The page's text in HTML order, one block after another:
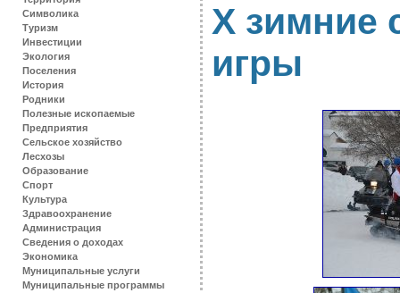
Символика
Туризм
Инвестиции
Экология
Поселения
История
Родники
Полезные ископаемые
Предприятия
Сельское хозяйство
Лесхозы
Образование
Спорт
Культура
Здравоохранение
Администрация
Сведения о доходах
Экономика
Муниципальные услуги
Муниципальные программы
X зимние
игры